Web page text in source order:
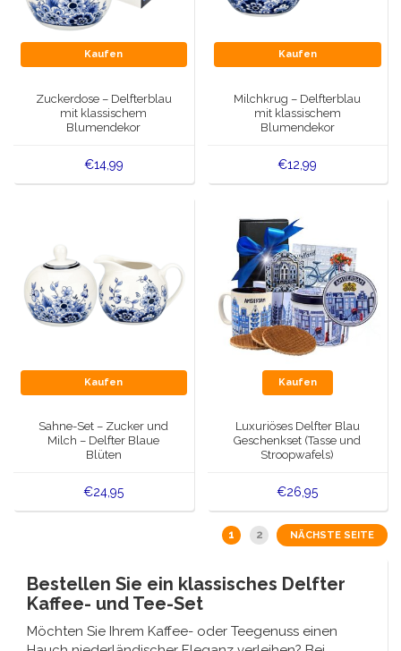
Kaufen
Zuckerdose – Delfterblau
mit klassischem
Blumendekor
€14,99
Kaufen
Milchkrug – Delfterblau
mit klassischem
Blumendekor
€12,99
Kaufen
Sahne-Set – Zucker und
Milch – Delfter Blaue
Blüten
€24,95
Kaufen
Luxuriöses Delfter Blau
Geschenkset (Tasse und
Stroopwafels)
€26,95
1 2 NÄCHSTE SEITE
Bestellen Sie ein klassisches Delfter
Kaffee- und Tee-Set
Möchten Sie Ihrem Kaffee- oder Teegenuss einen